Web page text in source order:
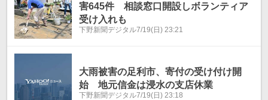
害645件 相談窓口開設しボランティア
受け入れも
下野新聞デジタル7/19(日) 23:21
大雨被害の足利市、寄付の受け付け開
始 地元信金は浸水の支店休業
下野新聞デジタル7/19(日) 23:18